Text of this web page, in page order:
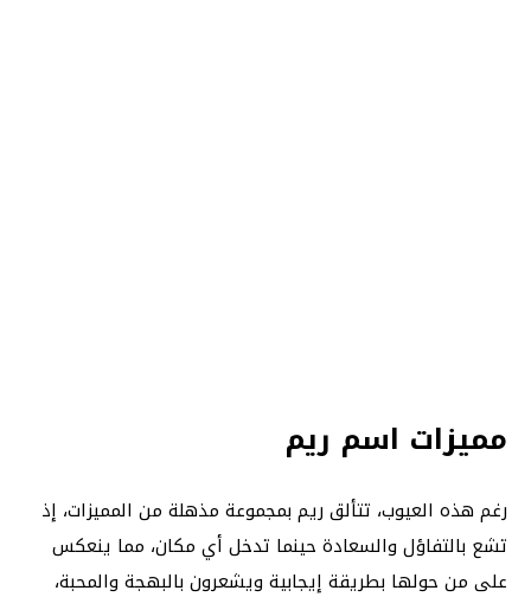
مميزات اسم ريم
رغم هذه العيوب، تتألق ريم بمجموعة مذهلة من المميزات، إذ
تشع بالتفاؤل والسعادة حينما تدخل أي مكان، مما ينعكس
على من حولها بطريقة إيجابية ويشعرون بالبهجة والمحبة،